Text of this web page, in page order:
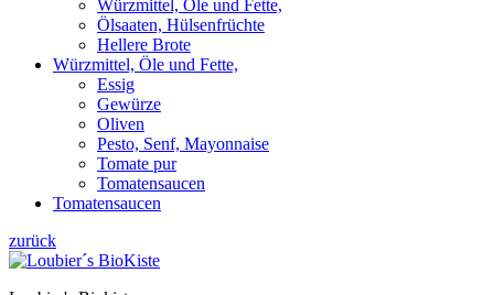
Würzmittel, Öle und Fette,
Ölsaaten, Hülsenfrüchte
Hellere Brote
Würzmittel, Öle und Fette,
Essig
Gewürze
Oliven
Pesto, Senf, Mayonnaise
Tomate pur
Tomatensaucen
Tomatensaucen
zurück